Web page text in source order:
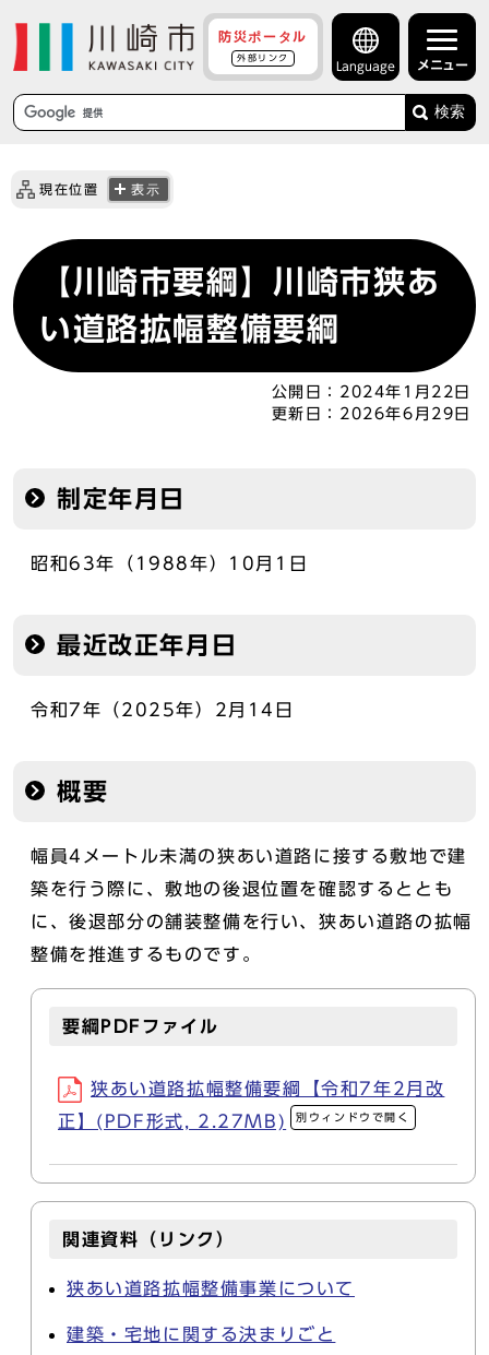
防災ポータル
外部リンク
Language メニュー
検索
現在位置 表示
【川崎市要綱】川崎市狭あ
い道路拡幅整備要綱
公開日： 2024年1月22日
更新日： 2026年6月29日
制定年月日
昭和63年（1988年）10月1日
最近改正年月日
令和7年（2025年）2月14日
概要
幅員4メートル未満の狭あい道路に接する敷地で建
築を行う際に、敷地の後退位置を確認するととも
に、後退部分の舗装整備を行い、狭あい道路の拡幅
整備を推進するものです。
要綱PDFファイル
狭あい道路拡幅整備要綱【令和7年2月改
正】(PDF形式, 2.27MB)
別ウィンドウで開く
関連資料（リンク）
狭あい道路拡幅整備事業について
建築・宅地に関する決まりごと